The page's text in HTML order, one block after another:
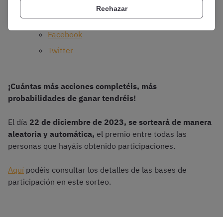
Instagram
Facebook
Twitter
¡Cuántas más acciones completéis, más
probabilidades de ganar tendréis!
El día 22 de diciembre de 2023, se sorteará de manera
aleatoria y automática, el premio entre todas las
personas que hayáis obtenido participaciones.
Aquí podéis consultar los detalles de las bases de
participación en este sorteo.
Rechazar